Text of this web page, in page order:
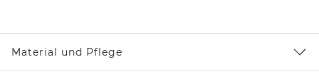
Material und Pflege